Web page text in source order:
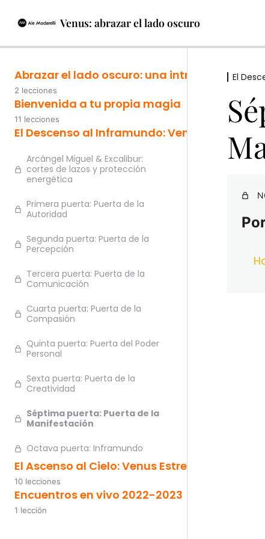
Venus: abrazar el lado oscuro
Abrazar el lado oscuro: una introducción a
2 lecciones
Bienvenida a tu propia magia
11 lecciones
El Descenso al Inframundo: Venus Estrella
Arcángel Miguel & Excalibur:
cortes de lazos y protección
energética
Primera puerta: Puerta de la
Autoridad
Segunda puerta: Puerta de la
Percepción
Tercera puerta: Puerta de la
Comunicación
Cuarta puerta: Puerta de la
Compasión
Quinta puerta: Puerta del Poder
Personal
Sexta puerta: Puerta de la
Creatividad
Séptima puerta: Puerta de la
Manifestación
Octava puerta: Inframundo
El Ascenso al Cielo: Venus Estrella Vespertina
10 lecciones
Encuentros en vivo 2022-2023
1 lección
El